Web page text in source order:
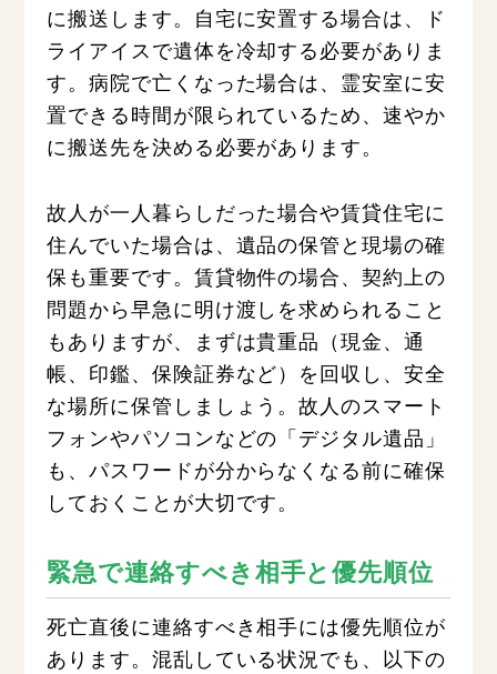
に搬送します。自宅に安置する場合は、ド
ライアイスで遺体を冷却する必要がありま
す。病院で亡くなった場合は、霊安室に安
置できる時間が限られているため、速やか
に搬送先を決める必要があります。
故人が一人暮らしだった場合や賃貸住宅に
住んでいた場合は、遺品の保管と現場の確
保も重要です。賃貸物件の場合、契約上の
問題から早急に明け渡しを求められること
もありますが、まずは貴重品（現金、通
帳、印鑑、保険証券など）を回収し、安全
な場所に保管しましょう。故人のスマート
フォンやパソコンなどの「デジタル遺品」
も、パスワードが分からなくなる前に確保
しておくことが大切です。
緊急で連絡すべき相手と優先順位
死亡直後に連絡すべき相手には優先順位が
あります。混乱している状況でも、以下の